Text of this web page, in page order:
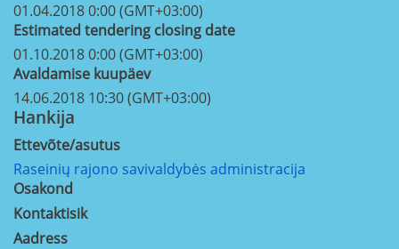
01.04.2018 0:00 (GMT+03:00)
Estimated tendering closing date
01.10.2018 0:00 (GMT+03:00)
Avaldamise kuupäev
14.06.2018 10:30 (GMT+03:00)
Hankija
Ettevõte/asutus
Raseinių rajono savivaldybės administracija
Osakond
Kontaktisik
Aadress